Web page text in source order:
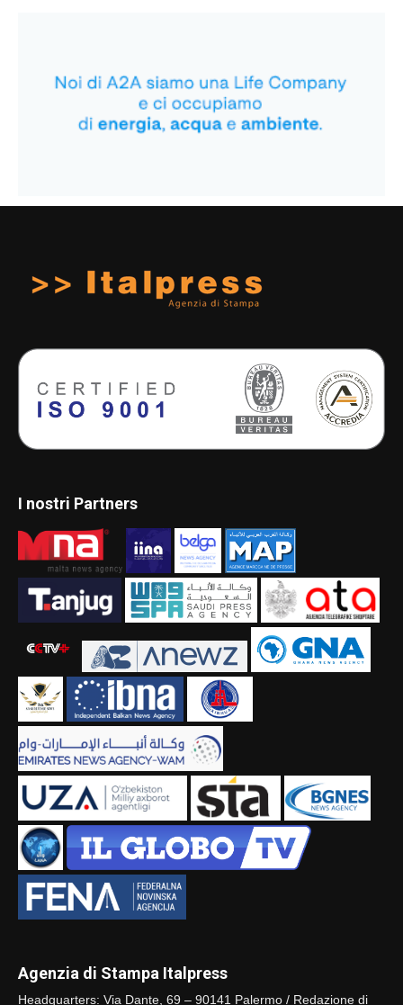
I nostri Partners
Agenzia di Stampa Italpress
Headquarters: Via Dante, 69 – 90141 Palermo / Redazione di